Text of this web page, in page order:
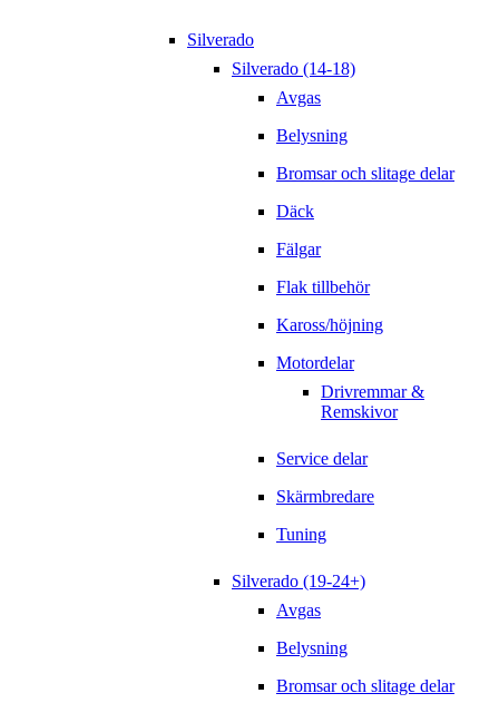
Silverado
Silverado (14-18)
Avgas
Belysning
Bromsar och slitage delar
Däck
Fälgar
Flak tillbehör
Kaross/höjning
Motordelar
Drivremmar &
Remskivor
Service delar
Skärmbredare
Tuning
Silverado (19-24+)
Avgas
Belysning
Bromsar och slitage delar